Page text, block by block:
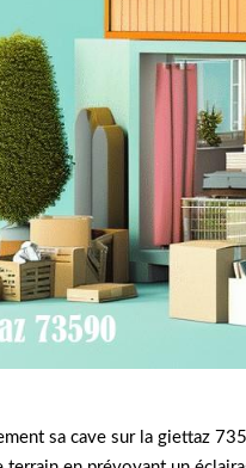
sa cave sur la giettaz